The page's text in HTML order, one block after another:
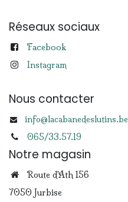
Réseaux sociaux
Facebook
Instagram
Nous contacter
info@lacabanedeslutins.be
065/33.57.19
Notre magasin
Route d'Ath 156
7050 Jurbise